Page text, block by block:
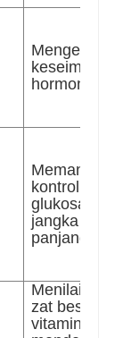
hormon
Memantau
kontrol
glukosa
jangka
panjang
Menilai
zat besi dan
vitamin